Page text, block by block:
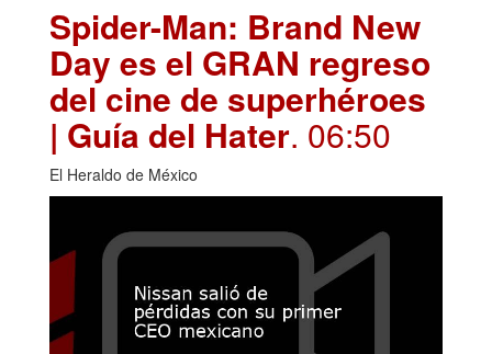
Spider-Man: Brand New
Day es el GRAN regreso
del cine de superhéroes
| Guía del Hater. 06:50
El Heraldo de México